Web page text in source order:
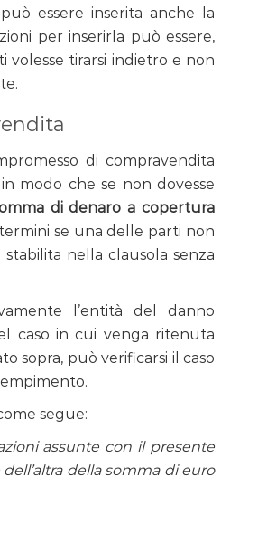
essere inserita anche la
per inserirla può essere,
tirarsi indietro e non
di compravendita
in modo che se non dovesse
di denaro a copertura
se una delle parti non
nella clausola senza
l’entità del danno
caso in cui venga ritenuta
sopra, può verificarsi il caso
segue:
assunte con il presente
della somma di euro